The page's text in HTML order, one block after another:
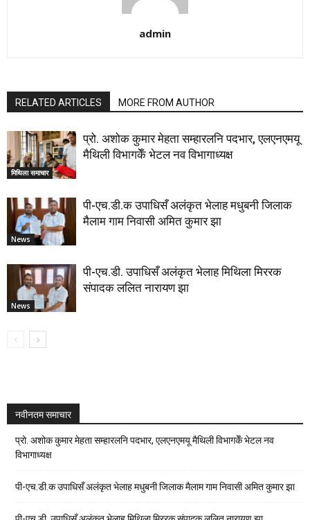
admin
RELATED ARTICLES MORE FROM AUTHOR
मिथिला समाचार
प्रो. अशोक कुमार मेहता सम्हारलनि पदभार, एलएनएमयू
मैथिली विभागकेँ भेटल नव विभागाध्यक्ष
News
पी-एच.डी.क उपाधिसँ अलंकृत भेलाह मधुबनी जिलाक
मैलाम गाम निवासी अमित कुमार झा
News
पी-एच.डी. उपाधिसँ अलंकृत भेलाह मिथिला मिररक
संपादक ललित नारायण झा
नवीनतम समाचार
प्रो. अशोक कुमार मेहता सम्हारलनि पदभार, एलएनएमयू मैथिली विभागकेँ भेटल नव
विभागाध्यक्ष
पी-एच.डी.क उपाधिसँ अलंकृत भेलाह मधुबनी जिलाक मैलाम गाम निवासी अमित कुमार झा